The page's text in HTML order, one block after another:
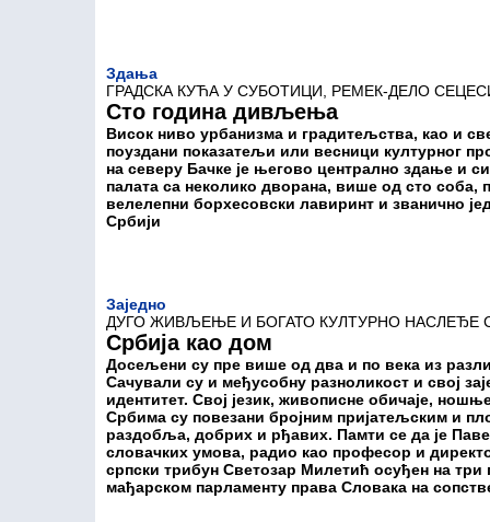
Здања
ГРАДСКА КУЋА У СУБОТИЦИ, РЕМЕК-ДЕЛО
Сто година дивљења
Висок ниво урбанизма и градитељства, као и
поуздани показатељи или весници културног
на северу Бачке је његово централно здање и
палата са неколико дворана, више од сто соба,
велелепни борхесовски лавиринт и званично
Србији
Заједно
ДУГО ЖИВЉЕЊЕ И БОГАТО КУЛТУРНО НАСЛЕЂЕ
Србија као дом
Досељени су пре више од два и по века из
Сачували су и међусобну разноликост и свој
идентитет. Свој језик, живописне обичаје,
Србима су повезани бројним пријатељским и
раздобља, добрих и рђавих. Памти се да је
словачких умова, радио као професор и
српски трибун Светозар Милетић осуђен на три
мађарском парламенту права Словака на